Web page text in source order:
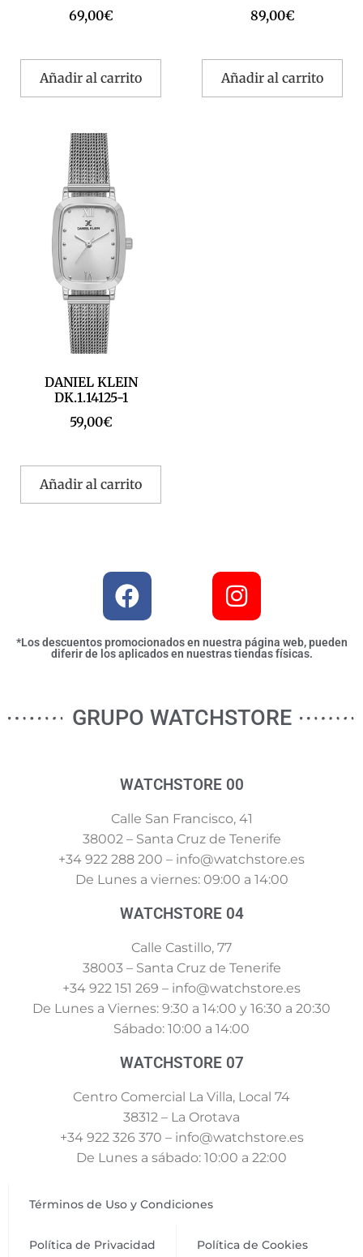
69,00€
Añadir al carrito
89,00€
Añadir al carrito
DANIEL KLEIN
DK.1.14125-1
59,00€
Añadir al carrito
*Los descuentos promocionados en nuestra página web, pueden
diferir de los aplicados en nuestras tiendas físicas.
GRUPO WATCHSTORE
WATCHSTORE 00
Calle San Francisco, 41
38002 – Santa Cruz de Tenerife
+34 922 288 200 – info@watchstore.es
De Lunes a viernes: 09:00 a 14:00
WATCHSTORE 04
Calle Castillo, 77
38003 – Santa Cruz de Tenerife
+34 922 151 269 – info@watchstore.es
De Lunes a Viernes: 9:30 a 14:00 y 16:30 a 20:30
Sábado: 10:00 a 14:00
WATCHSTORE 07
Centro Comercial La Villa, Local 74
38312 – La Orotava
+34 922 326 370 – info@watchstore.es
De Lunes a sábado: 10:00 a 22:00
Términos de Uso y Condiciones
Política de Privacidad Política de Cookies